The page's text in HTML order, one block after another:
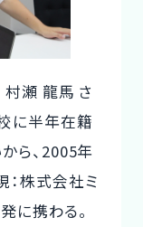
瀬 龍馬 さ
に半年在籍
ら、2005年
：株式会社ミ
に携わる。